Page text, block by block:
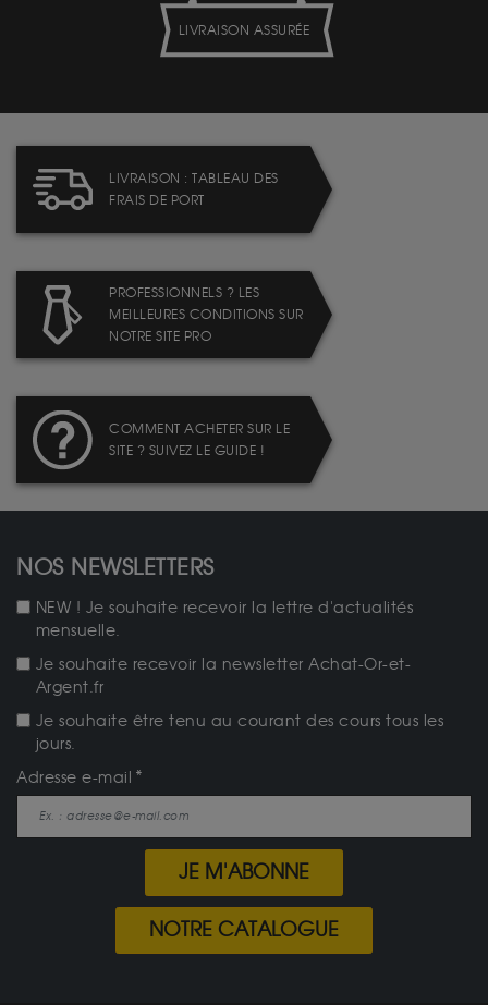
LIVRAISON ASSURÉE
LIVRAISON : TABLEAU DES
FRAIS DE PORT
PROFESSIONNELS ? LES
MEILLEURES CONDITIONS SUR
NOTRE SITE PRO
COMMENT ACHETER SUR LE
SITE ? SUIVEZ LE GUIDE !
NOS NEWSLETTERS
NEW ! Je souhaite recevoir la lettre d'actualités
mensuelle.
Je souhaite recevoir la newsletter Achat-Or-et-
Argent.fr
Je souhaite être tenu au courant des cours tous les
jours.
Adresse e-mail
JE M'ABONNE
NOTRE CATALOGUE